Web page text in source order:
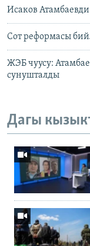
Исаков
Сот реформасы
ЖЭБ чуусу:
сунушталды
Дагы